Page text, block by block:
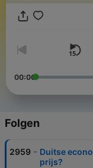
00:00
Folgen
2959 - Duitse
prijs?